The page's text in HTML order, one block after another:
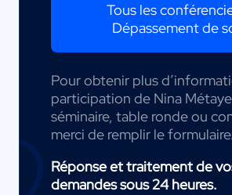
Tous les
Dépassement de
Pour obtenir plus
participation de Nina
séminaire, table ronde ou
merci de remplir le formulaire.
Réponse et traitement de
demandes sous 24 heures.